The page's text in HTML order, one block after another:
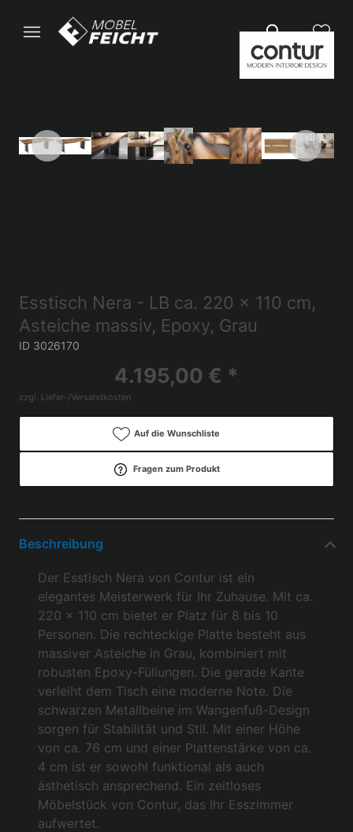
Esstisch Nera - LB ca. 220 x 110 cm,
Asteiche massiv, Epoxy, Grau
ID 3026170
4.195,00 € *
zzgl. Liefer-/Versandkosten
Auf die Wunschliste
Fragen zum Produkt
Beschreibung
Der Esstisch Nera von Contur ist ein
elegantes Meisterwerk für Ihr Zuhause. Mit ca.
220 x 110 cm bietet er Platz für 8 bis 10
Personen. Die rechteckige Platte besteht aus
massiver Asteiche in Grau, kombiniert mit
robusten Epoxy-Füllungen. Die gerade Kante
verleiht dem Tisch eine moderne Note. Die
schwarzen Metallbeine im Wangenfuß-Design
sorgen für Stabilität und Stil. Mit einer Höhe
von ca. 76 cm und einer Plattenstärke von ca.
4 cm ist er sowohl funktional als auch
ästhetisch ansprechend. Ein zeitloses
Möbelstück von Contur, das Ihr Esszimmer
aufwertet.